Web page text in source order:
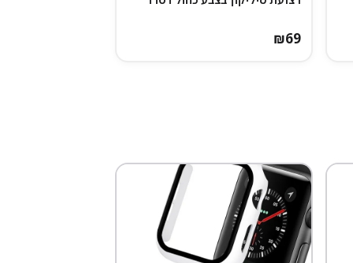
₪69